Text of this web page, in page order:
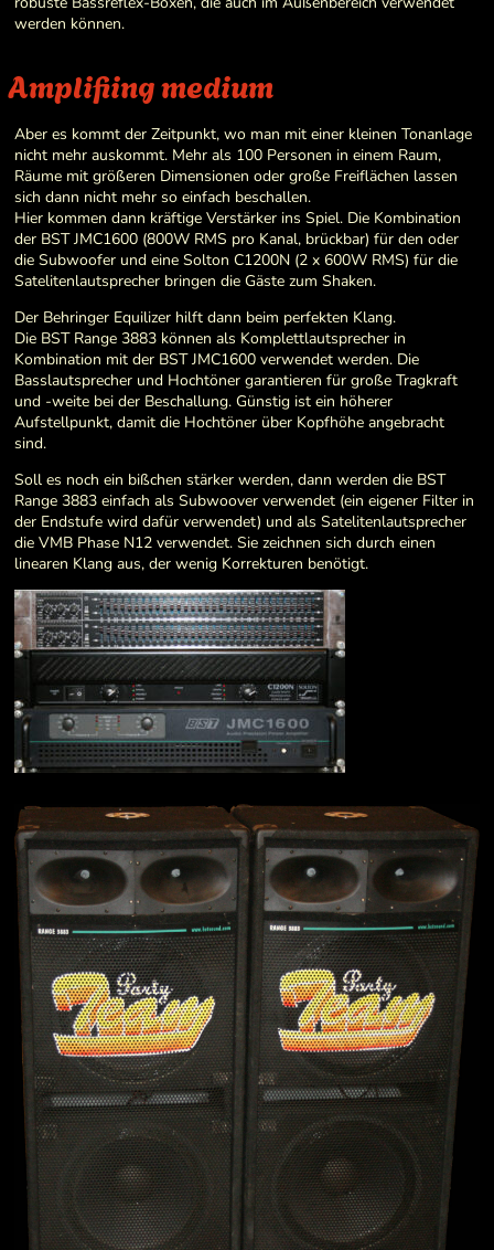
werden können.
Amplifiing medium
Aber es kommt der Zeitpunkt, wo man mit einer kleinen Tonanlage
nicht mehr auskommt. Mehr als 100 Personen in einem Raum,
Räume mit größeren Dimensionen oder große Freiflächen lassen
sich dann nicht mehr so einfach beschallen.
Hier kommen dann kräftige Verstärker ins Spiel. Die Kombination
der BST JMC1600 (800W RMS pro Kanal, brückbar) für den oder
die Subwoofer und eine Solton C1200N (2 x 600W RMS) für die
Satelitenlautsprecher bringen die Gäste zum Shaken.
Der Behringer Equilizer hilft dann beim perfekten Klang.
Die BST Range 3883 können als Komplettlautsprecher in
Kombination mit der BST JMC1600 verwendet werden. Die
Basslautsprecher und Hochtöner garantieren für große Tragkraft
und -weite bei der Beschallung. Günstig ist ein höherer
Aufstellpunkt, damit die Hochtöner über Kopfhöhe angebracht
sind.
Soll es noch ein bißchen stärker werden, dann werden die BST
Range 3883 einfach als Subwoover verwendet (ein eigener Filter in
der Endstufe wird dafür verwendet) und als Satelitenlautsprecher
die VMB Phase N12 verwendet. Sie zeichnen sich durch einen
linearen Klang aus, der wenig Korrekturen benötigt.